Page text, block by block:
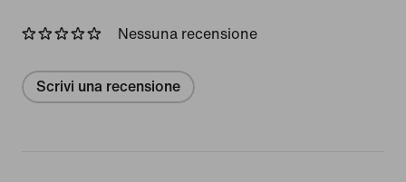
Nessuna recensione
Scrivi una recensione